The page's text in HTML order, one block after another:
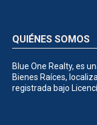
QUIÉNES SOMOS
Blue One Realty, es
Bienes Raíces,
registrada bajo